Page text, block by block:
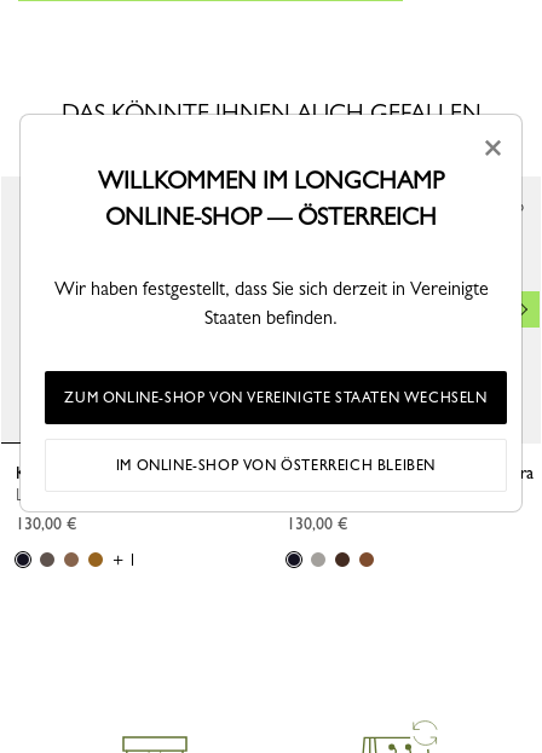
DAS KÖNNTE IHNEN AUCH GEFALLEN
Karten-Etui Le Foulonné
130,00 €
+ 1
Karten- & Münzetui Le Pliage Xtra
130,00 €
×
WILLKOMMEN IM LONGCHAMP
ONLINE-SHOP — ÖSTERREICH
Wir haben festgestellt, dass Sie sich derzeit in Vereinigte
Staaten befinden.
ZUM ONLINE-SHOP VON VEREINIGTE STAATEN WECHSELN
IM ONLINE-SHOP VON ÖSTERREICH BLEIBEN